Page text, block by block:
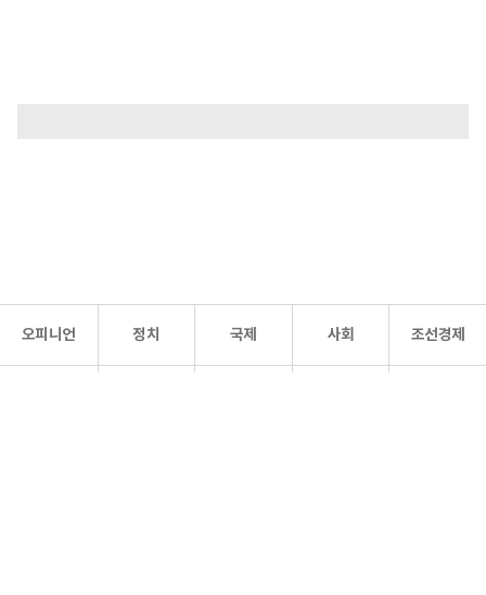
오피니언 정치 국제 사회 조선경제